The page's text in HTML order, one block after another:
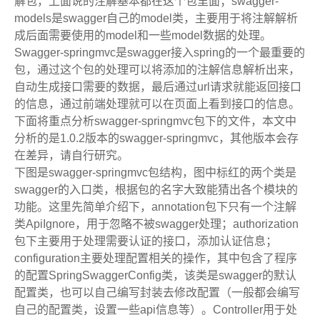
models是swagger自己的model 类，主要用于将注解解析
成后面需要使用的model 和一些model 数据的处理。
Swagger-springmvc是swagger接入spring的一个最重要的
包，通过这个包的处理可以将添加的注解信息解析出来，
自动生成接口需要的数据，最后通过url 请求就能返回接口
的信息，通过前端处理就可以在页面上看到接口的信息。
下面将重点分析swagger-springmvc包下的文件，本文中
分析的是1.0.2版本的swagger-springmvc，其他版本会存
在差异，请自行研究。
下图是swagger-springmvc包结构，图中标红的两个类是
swagger的入口类，根据包的名字大致能猜出各个模块的
功能。这里先简单介绍下， annotation包下只有一个注解
类ApiIgnore，用于忽略不被swagger处理； authorization
包下主要用于处理需要认证的接口，添加认证信息；
configuration主要处理配置相关的操作，其中包含了程序
的配置SpringSwaggerConfig类，该类是swagger的默认
配置类，也可以自己编写封装去修改配置（一般都会编写
自己的配置类，设置一些api信息等）。 Controller用于处